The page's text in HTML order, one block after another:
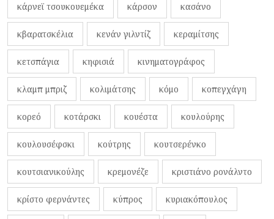
κάρνεϊ τσουκουεμέκα κάρσον κασάνο
κβαρατσκέλια κενάν γιλντίζ κεραμίτσης
κετσπάγια κηφισιά κινηματογράφος
κλαμπ μπριζ κολιμάτσης κόμο κοπεγχάγη
κορεό κοτάρσκι κουέστα κουλούρης
κουλουσέφσκι κούτρης κουτσερένκο
κουτσιανικούλης κρεμονέζε κριστιάνο ρονάλντο
κρίστο φερνάντες κύπρος κυριακόπουλος